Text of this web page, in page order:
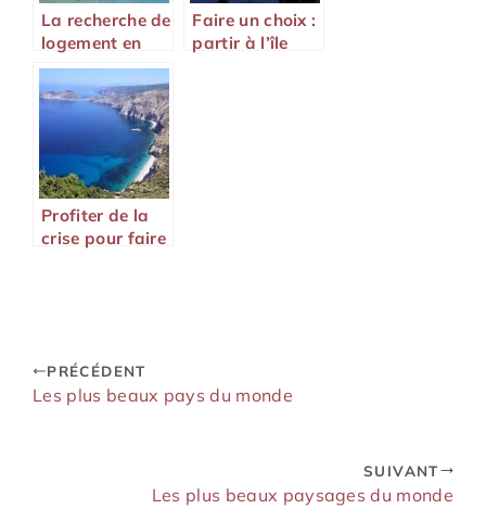
La recherche de
logement en
Australie!
Faire un choix :
partir à l’île
Profiter de la
crise pour faire
PRÉCÉDENT
Les plus beaux pays du monde
SUIVANT
Les plus beaux paysages du monde